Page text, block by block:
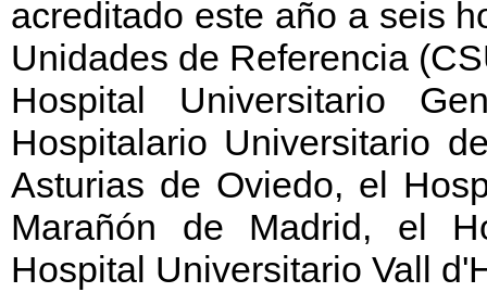
acreditado este año a seis
Unidades de Referencia
Hospital Universitario
Hospitalario Universitario
Asturias de Oviedo, el
Marañón de Madrid, el
Hospital Universitario Vall